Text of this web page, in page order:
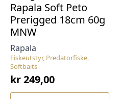
Fiskeutstyr, Predatorfiske,
Softbaits
Rapala
Rapala Soft Peto
Prerigged 18cm 60g
MNW
kr249,00